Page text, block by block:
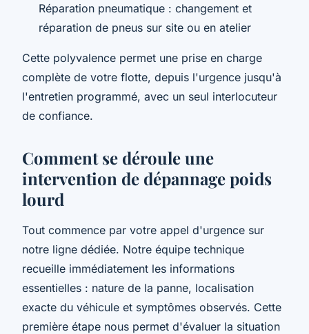
Réparation pneumatique : changement et
réparation de pneus sur site ou en atelier
Cette polyvalence permet une prise en charge
complète de votre flotte, depuis l'urgence jusqu'à
l'entretien programmé, avec un seul interlocuteur
de confiance.
Comment se déroule une
intervention de dépannage poids
lourd
Tout commence par votre appel d'urgence sur
notre ligne dédiée. Notre équipe technique
recueille immédiatement les informations
essentielles : nature de la panne, localisation
exacte du véhicule et symptômes observés. Cette
première étape nous permet d'évaluer la situation